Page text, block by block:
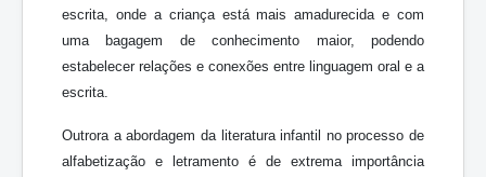
escrita, onde a criança está mais amadurecida e com
uma bagagem de conhecimento maior, podendo
estabelecer relações e conexões entre linguagem oral e a
escrita.
Outrora a abordagem da literatura infantil no processo de
alfabetização e letramento é de extrema importância